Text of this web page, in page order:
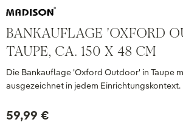
BANKAUFLAGE 'OXFORD
TAUPE, CA. 150 X 48 CM
Die Bankauflage 'Oxford Outdoor' in Taupe
ausgezeichnet in jedem Einrichtungskontext.
59,99 €